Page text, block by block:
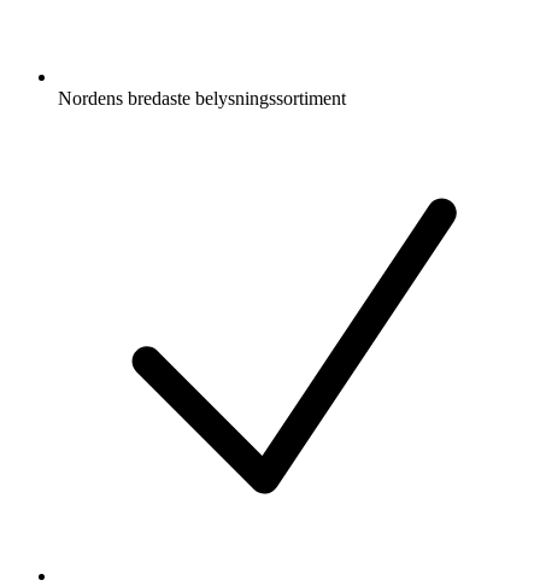
Nordens bredaste belysningssortiment